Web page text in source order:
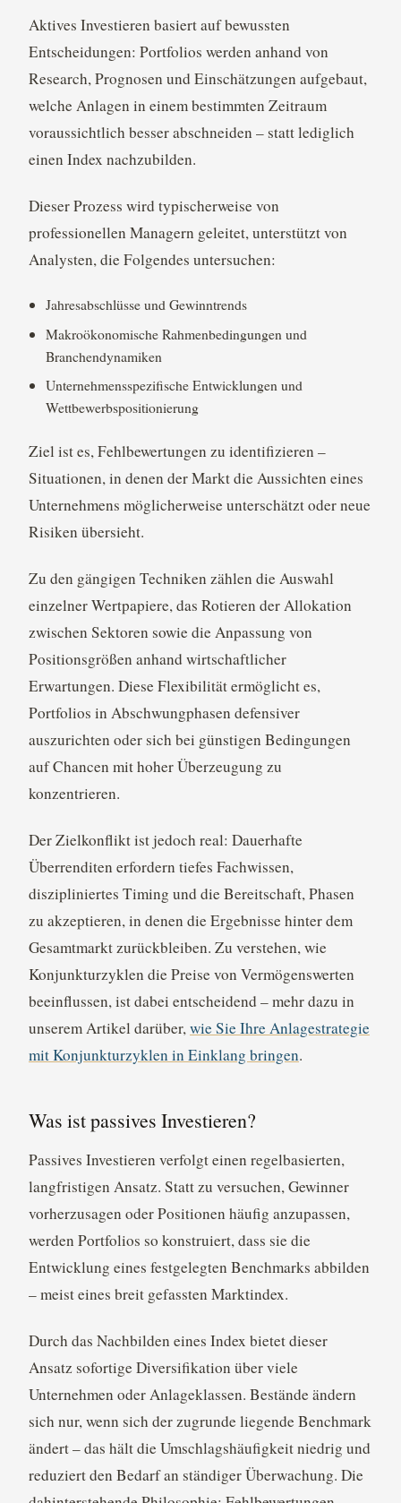
Aktives Investieren basiert auf bewussten
Entscheidungen: Portfolios werden anhand von
Research, Prognosen und Einschätzungen aufgebaut,
welche Anlagen in einem bestimmten Zeitraum
voraussichtlich besser abschneiden – statt lediglich
einen Index nachzubilden.
Dieser Prozess wird typischerweise von
professionellen Managern geleitet, unterstützt von
Analysten, die Folgendes untersuchen:
Jahresabschlüsse und Gewinntrends
Makroökonomische Rahmenbedingungen und
Branchendynamiken
Unternehmensspezifische Entwicklungen und
Wettbewerbspositionierung
Ziel ist es, Fehlbewertungen zu identifizieren –
Situationen, in denen der Markt die Aussichten eines
Unternehmens möglicherweise unterschätzt oder neue
Risiken übersieht.
Zu den gängigen Techniken zählen die Auswahl
einzelner Wertpapiere, das Rotieren der Allokation
zwischen Sektoren sowie die Anpassung von
Positionsgrößen anhand wirtschaftlicher
Erwartungen. Diese Flexibilität ermöglicht es,
Portfolios in Abschwungphasen defensiver
auszurichten oder sich bei günstigen Bedingungen
auf Chancen mit hoher Überzeugung zu
konzentrieren.
Der Zielkonflikt ist jedoch real: Dauerhafte
Überrenditen erfordern tiefes Fachwissen,
diszipliniertes Timing und die Bereitschaft, Phasen
zu akzeptieren, in denen die Ergebnisse hinter dem
Gesamtmarkt zurückbleiben. Zu verstehen, wie
Konjunkturzyklen die Preise von Vermögenswerten
beeinflussen, ist dabei entscheidend – mehr dazu in
unserem Artikel darüber,wie Sie Ihre Anlagestrategie
mit Konjunkturzyklen in Einklang bringen.
Was ist passives Investieren?
Passives Investieren verfolgt einen regelbasierten,
langfristigen Ansatz. Statt zu versuchen, Gewinner
vorherzusagen oder Positionen häufig anzupassen,
werden Portfolios so konstruiert, dass sie die
Entwicklung eines festgelegten Benchmarks abbilden
– meist eines breit gefassten Marktindex.
Durch das Nachbilden eines Index bietet dieser
Ansatz sofortige Diversifikation über viele
Unternehmen oder Anlageklassen. Bestände ändern
sich nur, wenn sich der zugrunde liegende Benchmark
ändert – das hält die Umschlagshäufigkeit niedrig und
reduziert den Bedarf an ständiger Überwachung. Die